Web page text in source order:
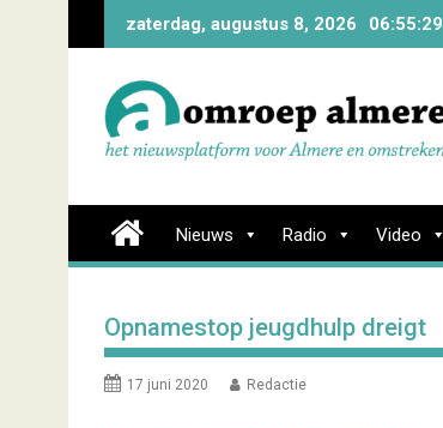
zaterdag, augustus 8, 2026 06:55:30
Nieuws Radio Video
Opnamestop jeugdhulp dreigt
17 juni 2020 Redactie